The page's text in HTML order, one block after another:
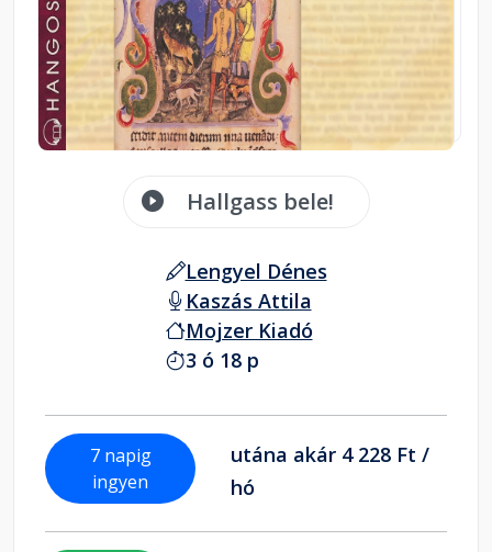
Hallgass bele!
Lengyel Dénes
Kaszás Attila
Mojzer Kiadó
3 ó 18 p
7 napig
ingyen
utána akár 4 228 Ft /
hó